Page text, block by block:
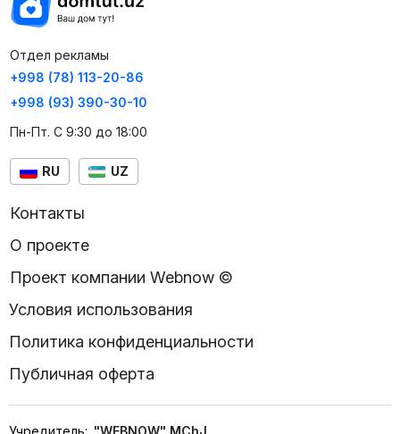
Отдел рекламы
+998 (78) 113-20-86
+998 (93) 390-30-10
Пн-Пт. С 9:30 до 18:00
RU UZ
Контакты
О проекте
Проект компании Webnow ©
Условия использования
Политика конфиденциальности
Публичная оферта